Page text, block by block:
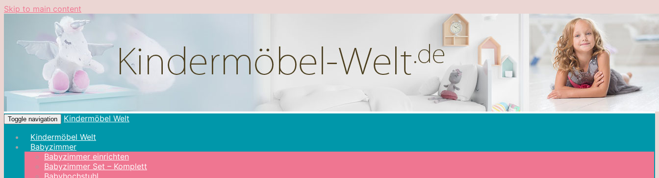
Skip to main content
Toggle navigation
Kindermöbel Welt
Kindermöbel Welt
Babyzimmer
Babyzimmer einrichten
Babyzimmer Set – Komplett
Babyhochstuhl